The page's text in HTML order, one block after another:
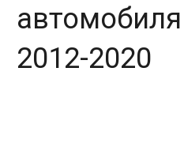
2012-2020